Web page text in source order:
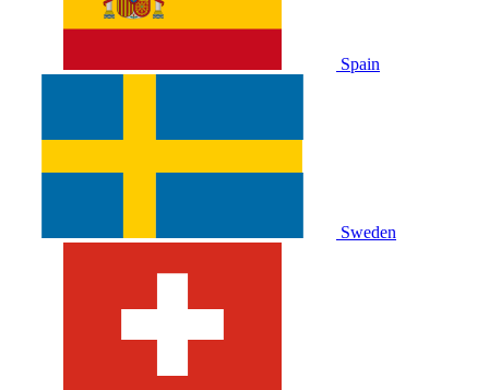
Spain
Sweden